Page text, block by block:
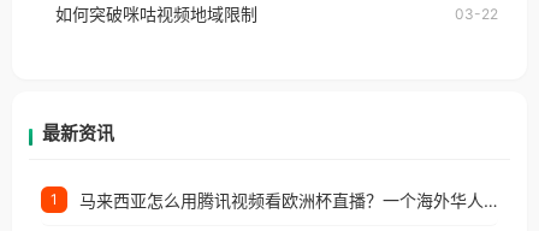
户收听网易云音乐地区版权限制」的问题，无论人在
如何突破咪咕视频地域限制 03-22
最新资讯
1 马来西亚怎么用腾讯视频看欧洲杯直播？一个海外华人的真实困扰与破解